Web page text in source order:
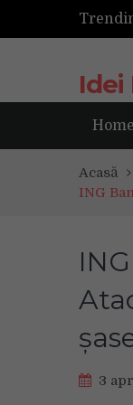
Idei
Home
Acasă
ING
3